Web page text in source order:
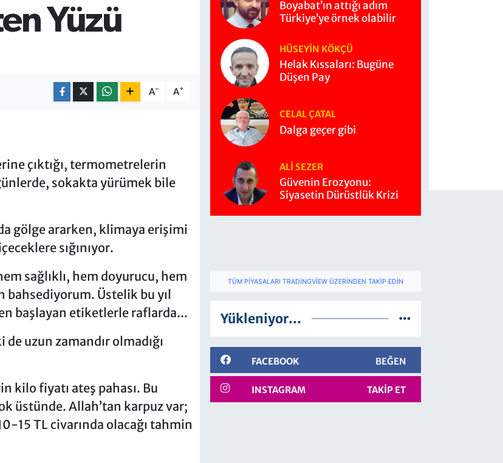
Yüzü
A- A+
çıktığı, termometrelerin
sokakta yürümek bile
gölge ararken, klimaya erişimi
sığınıyor.
sağlıklı, hem doyurucu, hem
Üstelik bu yıl
başlayan etiketlerle raflarda...
uzun zamandır olmadığı
kilo fiyatı ateş pahası. Bu
üstünde. Allah’tan karpuz var;
15 TL civarında olacağı tahmin
Boyabat’ın attığı adım
Türkiye’ye örnek olabilir
HÜSEYIN KÖKÇÜ
Helak Kıssaları: Bugüne
Düşen Pay
CELAL ÇATAL
Dalga geçer gibi
ALI SEZER
Güvenin Erozyonu:
Siyasetin Dürüstlük Krizi
TÜM PIYASALARI TRADINGVIEW ÜZERINDEN TAKIP EDIN
Yükleniyor...
FACEBOOK BEĞEN
INSTAGRAM TAKIP ET